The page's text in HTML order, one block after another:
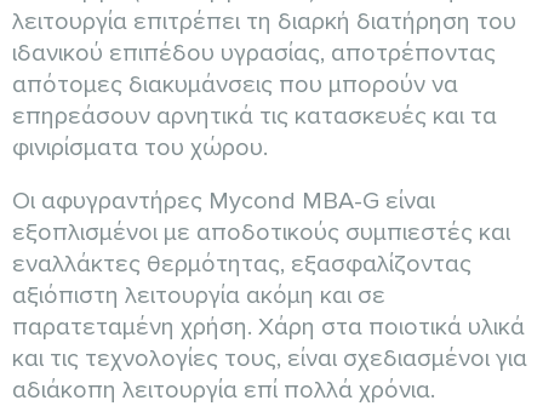
λειτουργία επιτρέπει τη διαρκή διατήρηση του
ιδανικού επιπέδου υγρασίας, αποτρέποντας
απότομες διακυμάνσεις που μπορούν να
επηρεάσουν αρνητικά τις κατασκευές και τα
φινιρίσματα του χώρου.
Οι αφυγραντήρες Mycond MBA-G είναι
εξοπλισμένοι με αποδοτικούς συμπιεστές και
εναλλάκτες θερμότητας, εξασφαλίζοντας
αξιόπιστη λειτουργία ακόμη και σε
παρατεταμένη χρήση. Χάρη στα ποιοτικά υλικά
και τις τεχνολογίες τους, είναι σχεδιασμένοι για
αδιάκοπη λειτουργία επί πολλά χρόνια.